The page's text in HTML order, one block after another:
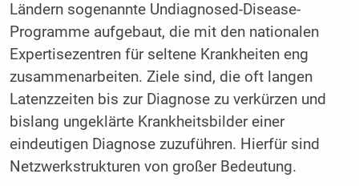
Ländern sogenannte Undiagnosed-Disease-
Programme aufgebaut, die mit den nationalen
Expertisezentren für seltene Krankheiten eng
zusammenarbeiten. Ziele sind, die oft langen
Latenzzeiten bis zur Diagnose zu verkürzen und
bislang ungeklärte Krankheitsbilder einer
eindeutigen Diagnose zuzuführen. Hierfür sind
Netzwerkstrukturen von großer Bedeutung.